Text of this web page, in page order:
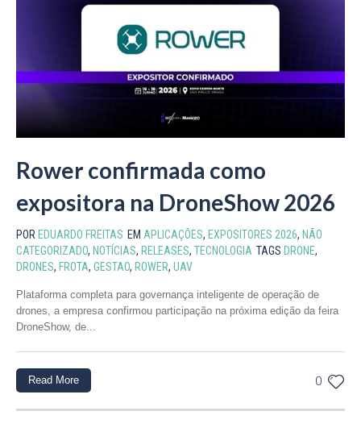
Rower confirmada como
expositora na DroneShow 2026
POR EDUARDO FREITAS EM APLICAÇÕES, EXPOSITORES 2026, NÃO
CATEGORIZADO, NOTÍCIAS, RELEASES, TECNOLOGIA TAGS DRONE,
DRONES, FROTA, GESTAO, ROWER, UAV
Plataforma completa para governança inteligente de operação de
drones, a empresa confirmou participação na próxima edição da feira
DroneShow, de...
0
Read More